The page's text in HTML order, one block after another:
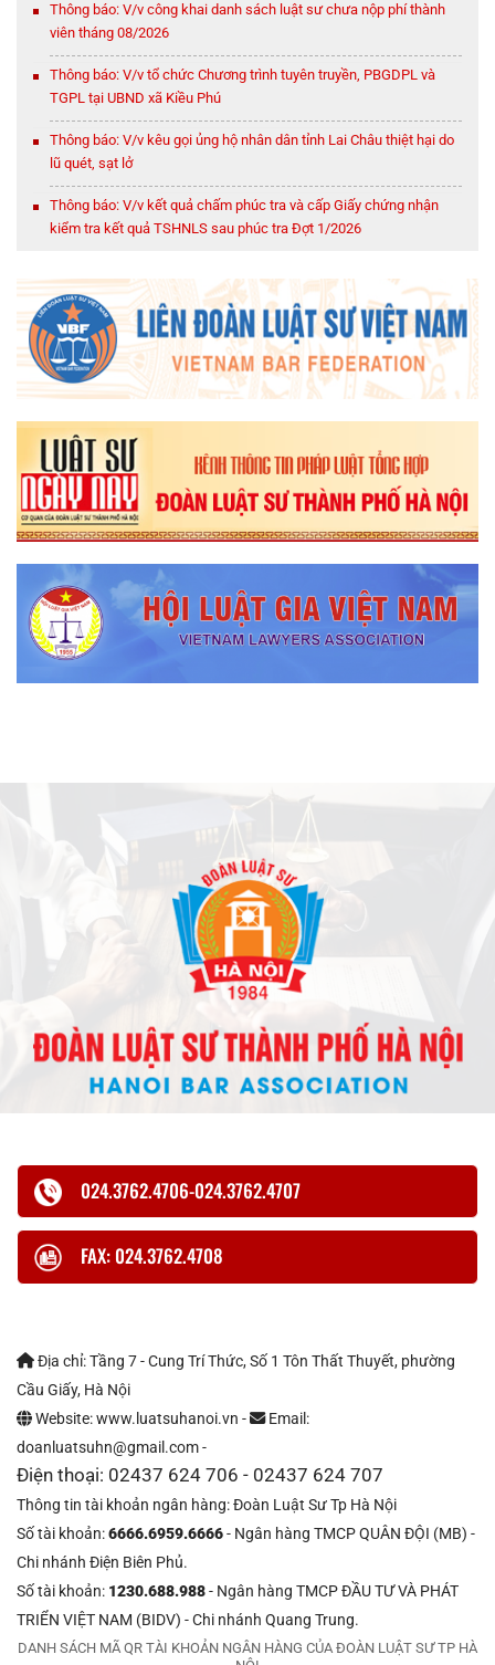
Thông báo: V/v công khai danh sách luật sư chưa nộp phí thành
viên tháng 08/2026
Thông báo: V/v tổ chức Chương trình tuyên truyền, PBGDPL và
TGPL tại UBND xã Kiều Phú
Thông báo: V/v kêu gọi ủng hộ nhân dân tỉnh Lai Châu thiệt hại do
lũ quét, sạt lở
Thông báo: V/v kết quả chấm phúc tra và cấp Giấy chứng nhận
kiểm tra kết quả TSHNLS sau phúc tra Đợt 1/2026
024.3762.4706-024.3762.4707
FAX: 024.3762.4708
Địa chỉ: Tầng 7 - Cung Trí Thức, Số 1 Tôn Thất Thuyết, phường
Cầu Giấy, Hà Nội
Website: www.luatsuhanoi.vn -
Email:
doanluatsuhn@gmail.com -
Điện thoại: 02437 624 706 - 02437 624 707
Thông tin tài khoản ngân hàng: Đoàn Luật Sư Tp Hà Nội
Số tài khoản:6666.6959.6666- Ngân hàng TMCP QUÂN ĐỘI (MB) -
Chi nhánh Điện Biên Phủ.
Số tài khoản: 1230.688.988- Ngân hàng TMCP ĐẦU TƯ VÀ PHÁT
TRIỂN VIỆT NAM (BIDV) - Chi nhánh Quang Trung.
DANH SÁCH MÃ QR TÀI KHOẢN NGÂN HÀNG CỦA ĐOÀN LUẬT SƯ TP HÀ